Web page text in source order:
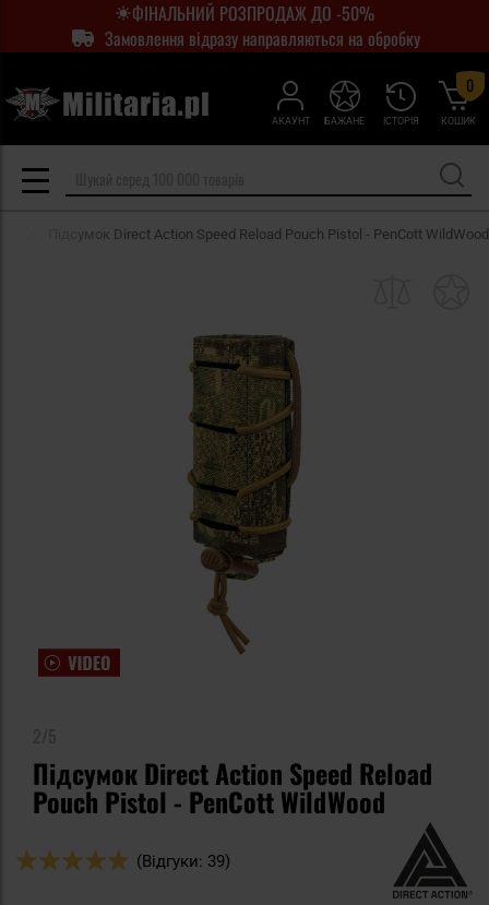
ФІНАЛЬНИЙ РОЗПРОДАЖ ДО -50%
Замовлення відразу направляються на обробку
АКАУНТ ІСТОРІЯ
БАЖАНЕ КОШИК
0
Підсумок Direct Action Speed Reload Pouch Pistol - PenCott WildWood
Підсумок Direct Action Speed Reload
Pouch Pistol - PenCott WildWood
Оцінка:
(Відгуки: 39)